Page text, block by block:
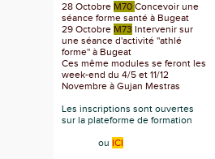
28 Octobre M70 Concevoir une
séance forme santé à Bugeat
29 Octobre M73 Intervenir sur
une séance d'activité ''athlé
forme'' à Bugeat
Ces même modules se feront les
week-end du 4/5 et 11/12
Novembre à Gujan Mestras
Les inscriptions sont ouvertes
sur la plateforme de formation
ou ICI